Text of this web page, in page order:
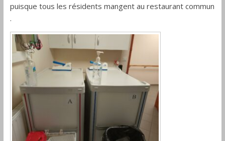
puisque tous les résidents mangent au restaurant commun
.